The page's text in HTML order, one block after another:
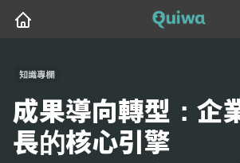
知識專欄
成果導向轉型：企
長的核心引擎